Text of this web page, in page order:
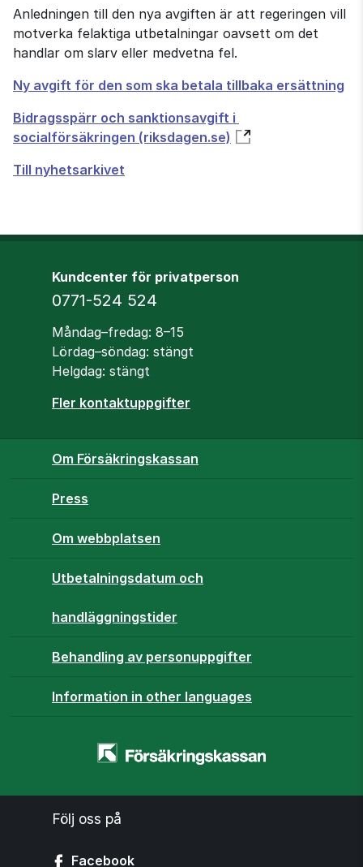
Anledningen till den nya avgiften är att regeringen vill
motverka felaktiga utbetalningar oavsett om det
handlar om slarv eller medvetna fel.
Ny avgift för den som ska betala tillbaka ersättning
Bidragsspärr och sanktionsavgift i
socialförsäkringen (riksdagen.se)
Till nyhetsarkivet
Kundcenter för privatperson
Telefon
0771-524 524
Öppettider
Måndag–fredag: 8–15
Lördag–söndag: stängt
Helgdag: stängt
Fler kontaktuppgifter
Om Försäkringskassan
Press
Om webbplatsen
Utbetalningsdatum och
handläggningstider
Behandling av personuppgifter
Information in other languages
Startsidan
Följ oss på
Facebook